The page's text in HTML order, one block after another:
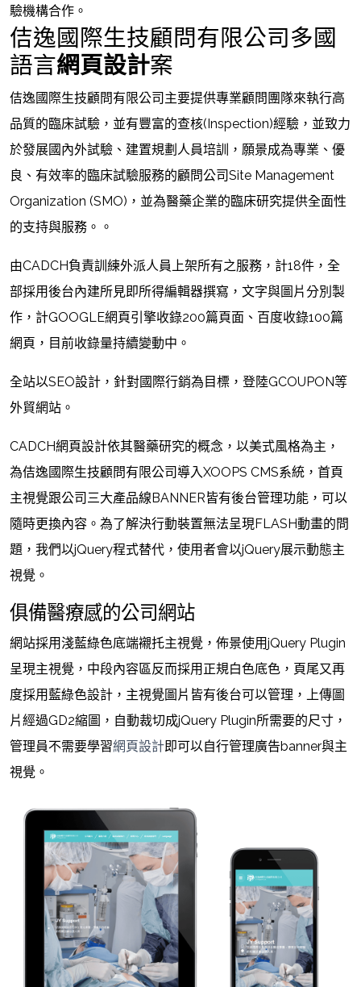
驗機構合作。
佶逸國際生技顧問有限公司多國
語言網頁設計案
佶逸國際生技顧問有限公司 主要提供專業顧問團隊來執行高
品質的臨床試驗，並有豐富的查核(Inspection)經驗，並致力
於發展國內外試驗、建置規劃人員培訓，願景成為專業、優
良、有效率的臨床試驗服務的顧問公司Site Management
Organization (SMO)，並為醫藥企業的臨床研究提供全面性
的支持與服務。。
由CADCH負責訓練外派人員上架所有之服務，計18件，全
部採用後台內建所見即所得編輯器撰寫，文字與圖片分別製
作，計GOOGLE網頁引擎收錄200篇頁面、百度收錄100篇
網頁，目前收錄量持續變動中。
全站以SEO設計，針對國際行銷為目標，登陸GCOUPON等
外貿網站。
CADCH網頁設計依其醫藥研究的概念，以美式風格為主，
為佶逸國際生技顧問有限公司導入XOOPS CMS系統，首頁
主視覺跟公司三大產品線BANNER皆有後台管理功能，可以
隨時更換內容。為了解決行動裝置無法呈現FLASH動畫的問
題，我們以jQuery程式替代，使用者會以jQuery展示動態主
視覺。
俱備醫療感的公司網站
網站採用淺藍綠色底端襯托主視覺，佈景使用jQuery Plugin
呈現主視覺，中段內容區反而採用正規白色底色，頁尾又再
度採用藍綠色設計，主視覺圖片皆有後台可以管理，上傳圖
片經過GD2縮圖，自動裁切成jQuery Plugin所需要的尺寸，
管理員不需要學習網頁設計即可以自行管理廣告banner與主
視覺。